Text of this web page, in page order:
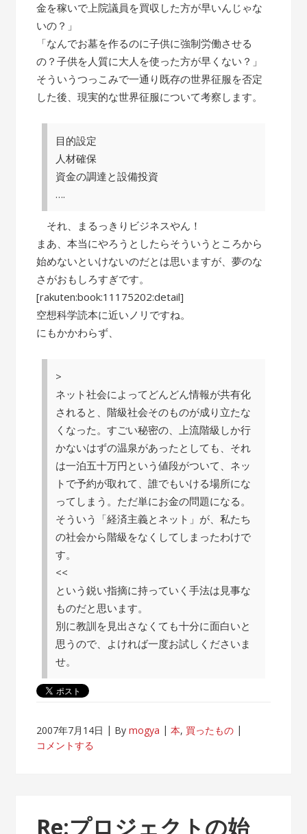
金を稼いで上院議員を買収した方が早いんじゃな
いの？」
「なんでお墓を作るのに子供に強制労働させる
の？子供を人質に大人を使った方が早くない？」
そういうつっこみで一通り既存の世界征服を否定
した後、現実的な世界征服について考察します。
目的設定
人材確保
資金の調達と設備投資
….
それ、まるっきりビジネスやん！
まあ、本当にやろうとしたらそういうところから
始めないといけないのだとは思いますが、夢のな
さがおもしろすぎです。
[rakuten:book:11175202:detail]
空想科学読本に近いノリですね。
にもかかわらず、
>
ネット社会によってどんどん情報が共有化
されると、階級社会そのものが成り立たな
くなった。すごい秘密の、上流階級しか行
かないはずの温泉があったとしても、それ
は一泊五十万円という値段がついて、ネッ
トで予約が取れて、誰でもいける場所にな
ってしまう。ただ単にお金の問題になる。
そういう「経済主義とネット」が、私たち
の社会から階級をなくしてしまったわけで
す。
<<
という鋭い指摘に持っていく手法は見事な
ものだと思います。
別に教訓を見出さなくても十分に面白いと
思うので、よければ一度お試しくださいま
せ。
2007年7月14日 Bymogya 本, 買ったもの
コメントする
Re:プロジェクトの始